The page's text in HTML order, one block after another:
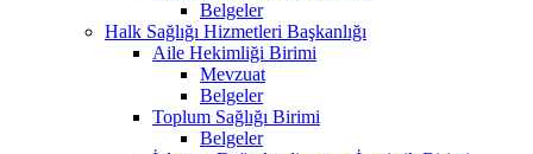
Belgeler
Halk Sağlığı Hizmetleri Başkanlığı
Aile Hekimliği Birimi
Mevzuat
Belgeler
Toplum Sağlığı Birimi
Belgeler